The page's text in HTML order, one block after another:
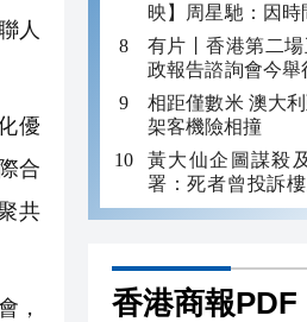
人
優
合
共
，
映】周星馳：因時
作粵語版 對此深
有片丨香港第二
政報告諮詢會今舉
席
相距僅數米 澳大
架客機險相撞
黃大仙企圖謀殺
署：死者曾投訴樓
月已批准調遷
香港商報PDF